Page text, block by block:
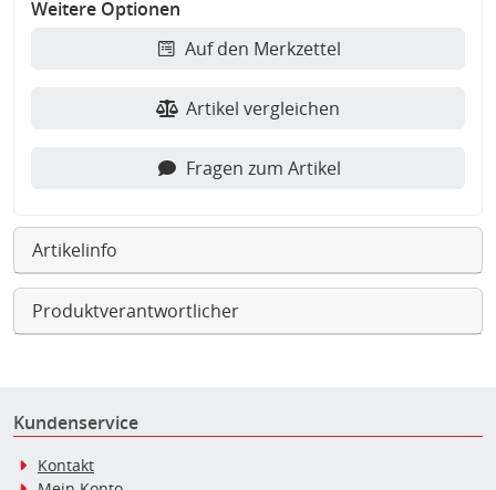
Weitere Optionen
Auf den Merkzettel
Artikel vergleichen
Fragen zum Artikel
Artikelinfo
Produktverantwortlicher
Kundenservice
Kontakt